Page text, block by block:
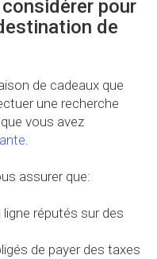
pour
de
de cadeaux que
une recherche
vous avez
.
assurer que:
ligne réputés sur des
de payer des taxes